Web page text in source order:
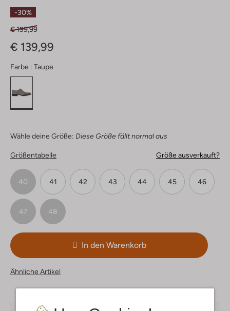
-30%
€ 199,99
€ 139,99
Farbe : Taupe
Wähle deine Größe: Diese Größe fällt normal aus
Größentabelle Größe ausverkauft?
40 41 42 43 44 45 46
47 48
In den Warenkorb
Ähnliche Artikel